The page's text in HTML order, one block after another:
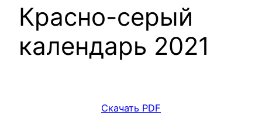
Красно-серый
календарь 2021
Скачать PDF